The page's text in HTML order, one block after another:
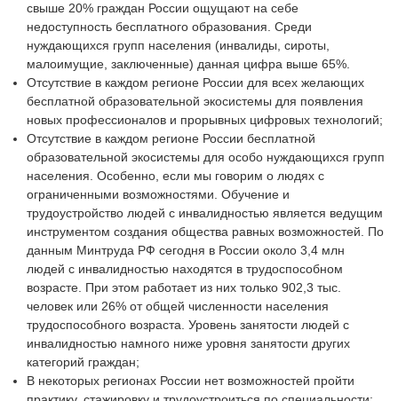
свыше 20% граждан России ощущают на себе
недоступность бесплатного образования. Среди
нуждающихся групп населения (инвалиды, сироты,
малоимущие, заключенные) данная цифра выше 65%.
Отсутствие в каждом регионе России для всех желающих
бесплатной образовательной экосистемы для появления
новых профессионалов и прорывных цифровых технологий;
Отсутствие в каждом регионе России бесплатной
образовательной экосистемы для особо нуждающихся групп
населения. Особенно, если мы говорим о людях с
ограниченными возможностями. Обучение и
трудоустройство людей с инвалидностью является ведущим
инструментом создания общества равных возможностей. По
данным Минтруда РФ сегодня в России около 3,4 млн
людей с инвалидностью находятся в трудоспособном
возрасте. При этом работает из них только 902,3 тыс.
человек или 26% от общей численности населения
трудоспособного возраста. Уровень занятости людей с
инвалидностью намного ниже уровня занятости других
категорий граждан;
В некоторых регионах России нет возможностей пройти